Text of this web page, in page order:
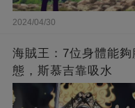
2024/04/30
海賊王：7位身體能
態，斯慕吉靠吸水